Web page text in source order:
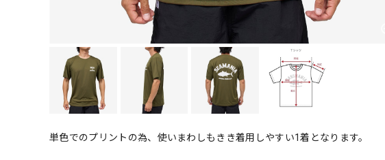
単色でのプリントの為、使いまわしもきき着用しやすい1着となります。